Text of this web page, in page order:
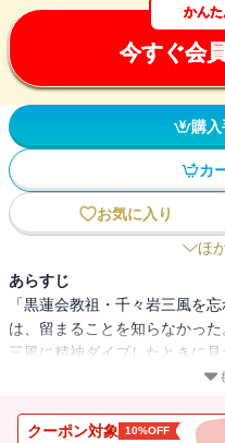
かんた
今すぐ会
購
カ
お気に入り
ほ
あらすじ
「黒蓮会教祖・千々岩三風を
は、留まることを知らなかっ
三風に精神ダイブしたときに
匿しているのか？亡者たちと
クーポン対象 10%OFF